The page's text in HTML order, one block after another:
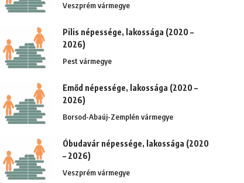
Veszprém vármegye
Pilis népessége, lakossága (2020 –
2026)
Pest vármegye
Emőd népessége, lakossága (2020 –
2026)
Borsod-Abaúj-Zemplén vármegye
Óbudavár népessége, lakossága (2020
– 2026)
Veszprém vármegye